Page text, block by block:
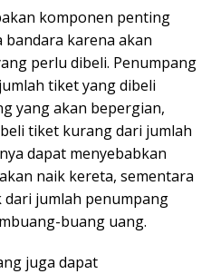
komponen penting
karena akan
perlu dibeli. Penumpang
tiket yang dibeli
yang akan bepergian,
tiket kurang dari jumlah
dapat menyebabkan
naik kereta, sementara
jumlah penumpang
buang uang.
juga dapat